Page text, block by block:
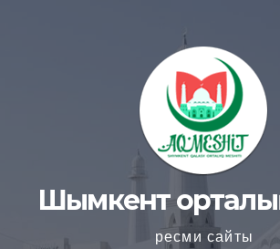
Шымкент орталық
ресми сайты